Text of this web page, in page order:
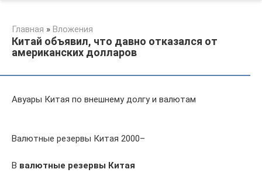
Главная » Вложения
Китай объявил, что давно отказался от
американских долларов
Авуары Китая по внешнему долгу и валютам
Валютные резервы Китая 2000–
В валютные резервы Китая